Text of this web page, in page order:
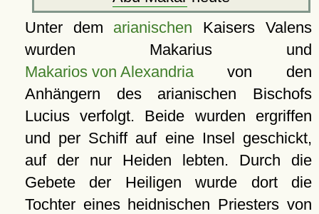
Unter dem arianischen Kaisers Valens
wurden Makarius und
Makarios von Alexandriavon den
Anhängern des arianischen Bischofs
Lucius verfolgt. Beide wurden ergriffen
und per Schiff auf eine Insel geschickt,
auf der nur Heiden lebten. Durch die
Gebete der Heiligen wurde dort die
Tochter eines heidnischen Priesters von